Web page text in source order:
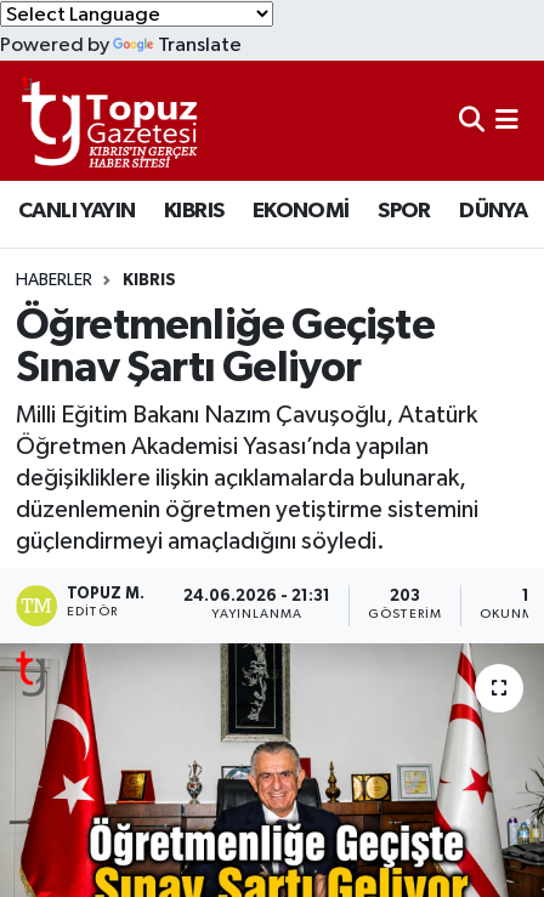
Powered by Translate
CANLI YAYIN KIBRIS EKONOMİ SPOR DÜNYA
HABERLER KIBRIS
Öğretmenliğe Geçişte
Sınav Şartı Geliyor
Milli Eğitim Bakanı Nazım Çavuşoğlu, Atatürk
Öğretmen Akademisi Yasası’nda yapılan
değişikliklere ilişkin açıklamalarda bulunarak,
düzenlemenin öğretmen yetiştirme sistemini
güçlendirmeyi amaçladığını söyledi.
TOPUZ M.
EDITÖR
24.06.2026 - 21:31
YAYINLANMA
203
GÖSTERIM
KIBRIS
DÜNYA
EKONOMİ
MAGAZİN
SAĞLIK
SPOR
Lefkoşa Nöbetçi Eczaneler
Lefkoşa Hava Durumu
Lefkoşa Trafik Yoğunluk Haritası
Süper Lig Puan Durumu ve Fikstür
Tüm Manşetler
Son Dakika Haberleri